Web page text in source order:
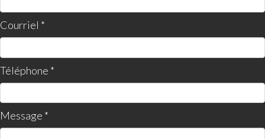
Courriel *
Téléphone *
Message *